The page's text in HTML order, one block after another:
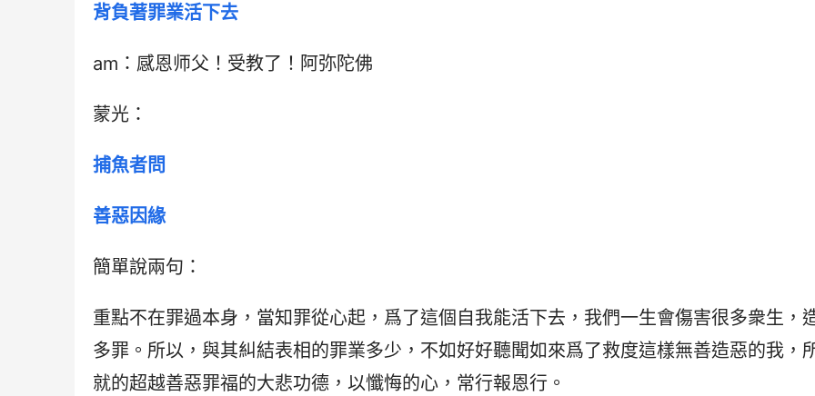
背負著罪業活下去
am：感恩师父！受教了！阿弥陀佛
蒙光：
捕魚者問
善惡因緣
簡單說兩句：
重點不在罪過本身，當知罪從心起，爲了這個自我能活下去，我們一生會傷害很多衆生，
多罪。所以，與其糾結表相的罪業多少，不如好好聽聞如來爲了救度這樣無善造惡的我，
就的超越善惡罪福的大悲功德，以懺悔的心，常行報恩行。